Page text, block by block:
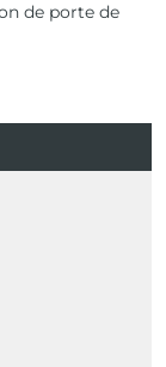
de porte de